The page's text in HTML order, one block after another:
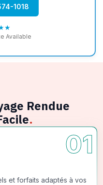
1018
Available
Rendue
.
01
et forfaits adaptés à vos